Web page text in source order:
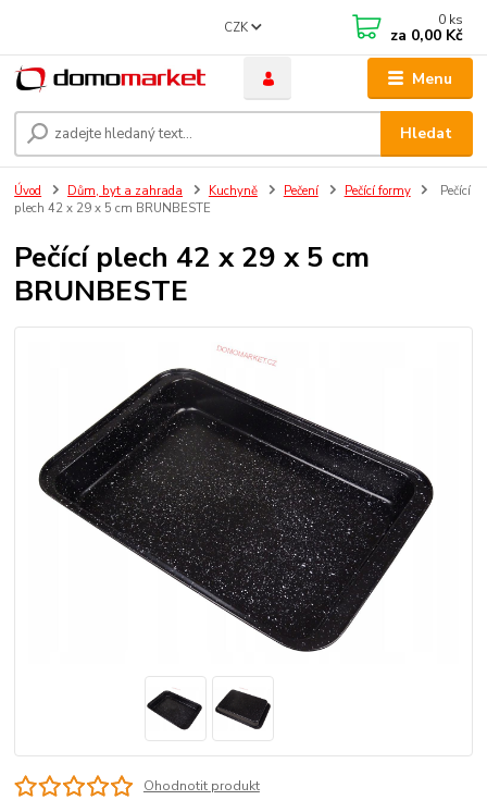
Menu
CZK
Hledat
0 ks
za 0,00 Kč
Úvod Dům, byt a zahrada Kuchyně Pečení Pečící formy
Pečící
plech 42 x 29 x 5 cm BRUNBESTE
Pečící plech 42 x 29 x 5 cm
BRUNBESTE
Ohodnotit produkt